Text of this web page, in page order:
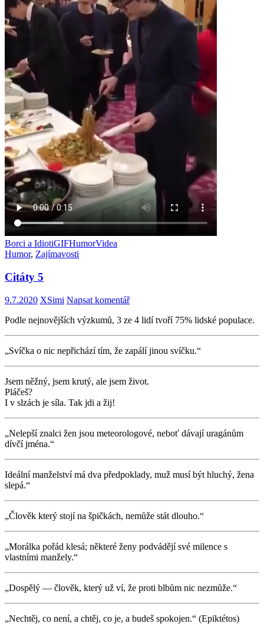
Borci a IdiotiGIFHumorVidea
Humor, Zajímavosti
Citáty 5
9.7.2020 XSimi Napsat komentář
Podle nejnovějších výzkumů, 3 ze 4 lidí tvoří 75% lidské populace.
„Svíčka o nic nepřichází tím, že zapálí jinou svíčku.“
Jsem něžný, jsem krutý, ale jsem život.
Pláčeš?
I v slzách je síla. Tak jdi a žij!
„Nelepší znalci žen jsou meteorologové, neboť dávají uragánům
dívčí jména.“
Ideální manželství má dva předpoklady, muž musí být hluchý, žena
slepá.“
„Člověk který stojí na špičkách, nemůže stát dlouho.“
„Morálka pořád klesá; některé ženy podvádějí své milence s
vlastními manžely.“
„Dospělý — člověk, který už ví, že proti blbům nic nezmůže.“
„Nechtěj, co není, a chtěj, co je, a budeš spokojen.“ (Epiktétos)